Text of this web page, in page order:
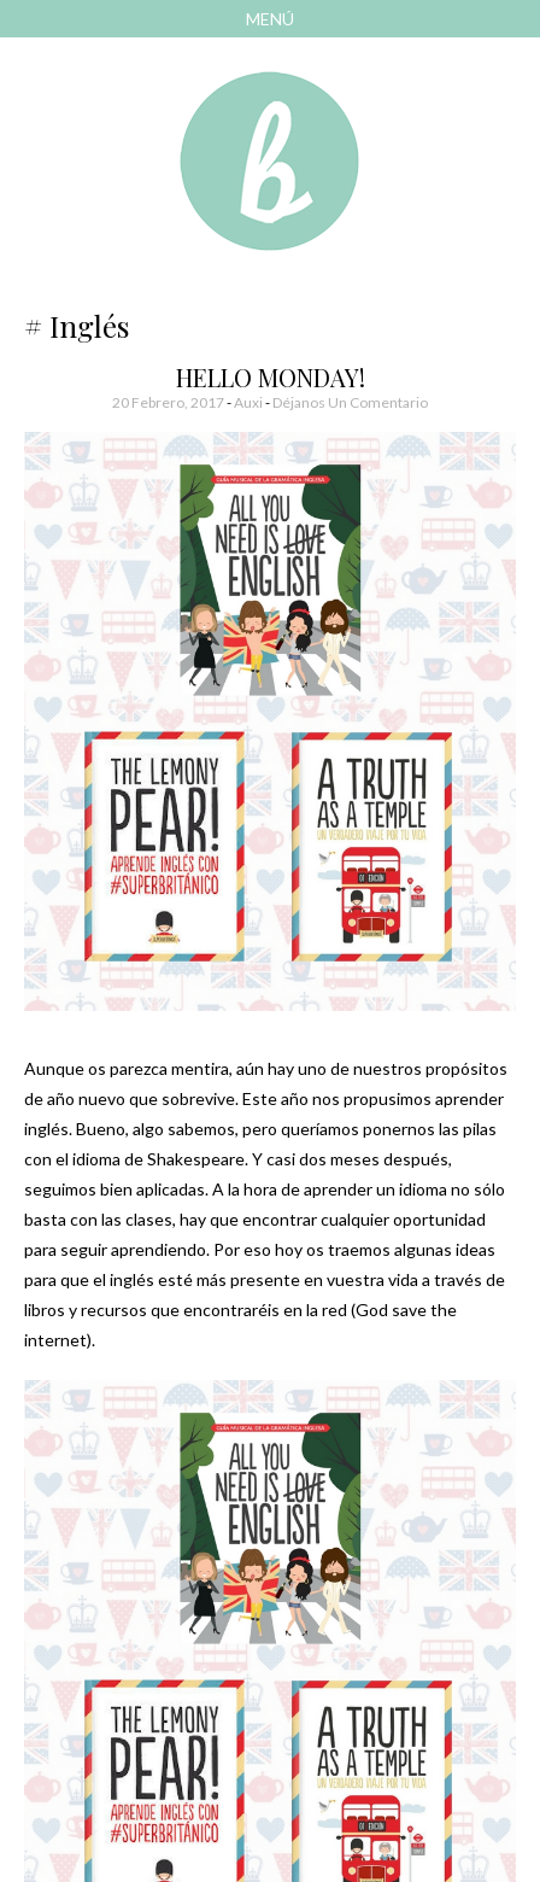
MENÚ
Bonitismos
Inglés
HELLO MONDAY!
20 Febrero, 2017-Auxi Déjanos Un Comentario
Aunque os parezca mentira, aún hay uno de nuestros propósitos
de año nuevo que sobrevive. Este año nos propusimos aprender
inglés. Bueno, algo sabemos, pero queríamos ponernos las pilas
con el idioma de Shakespeare. Y casi dos meses después,
seguimos bien aplicadas. A la hora de aprender un idioma no sólo
basta con las clases, hay que encontrar cualquier oportunidad
para seguir aprendiendo. Por eso hoy os traemos algunas ideas
para que el inglés esté más presente en vuestra vida a través de
libros y recursos que encontraréis en la red (God save the
internet).